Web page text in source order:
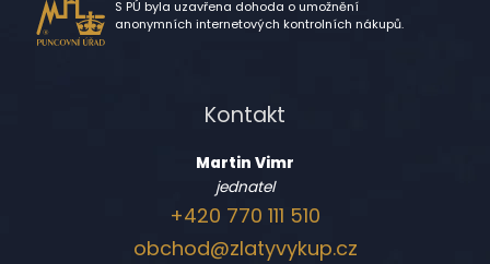
S PÚ byla uzavřena dohoda o umožnění
anonymních internetových kontrolních nákupů.
Kontakt
Martin Vimr
jednatel
+420 770 111 510
obchod@zlatyvykup.cz